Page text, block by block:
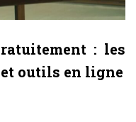
: les
outils en ligne